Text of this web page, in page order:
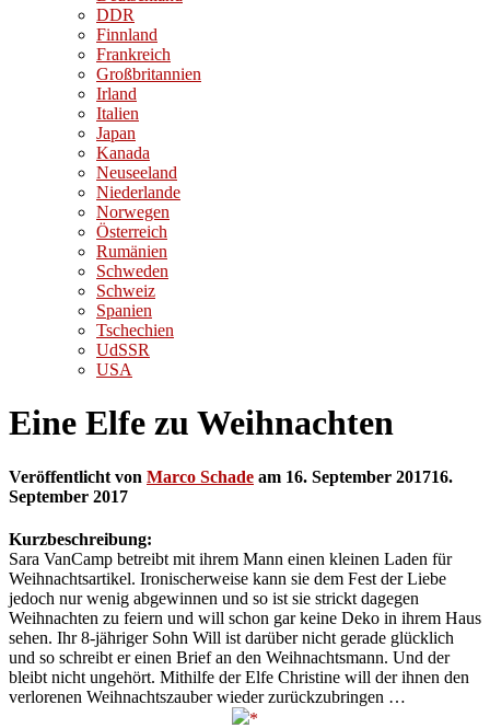
DDR
Finnland
Frankreich
Großbritannien
Irland
Italien
Japan
Kanada
Neuseeland
Niederlande
Norwegen
Österreich
Rumänien
Schweden
Schweiz
Spanien
Tschechien
UdSSR
USA
Eine Elfe zu Weihnachten
Veröffentlicht von Marco Schade am 16. September 201716.
September 2017
Kurzbeschreibung:
Sara VanCamp betreibt mit ihrem Mann einen kleinen Laden für
Weihnachtsartikel. Ironischerweise kann sie dem Fest der Liebe
jedoch nur wenig abgewinnen und so ist sie strickt dagegen
Weihnachten zu feiern und will schon gar keine Deko in ihrem Haus
sehen. Ihr 8-jähriger Sohn Will ist darüber nicht gerade glücklich
und so schreibt er einen Brief an den Weihnachtsmann. Und der
bleibt nicht ungehört. Mithilfe der Elfe Christine will der ihnen den
verlorenen Weihnachtszauber wieder zurückzubringen …